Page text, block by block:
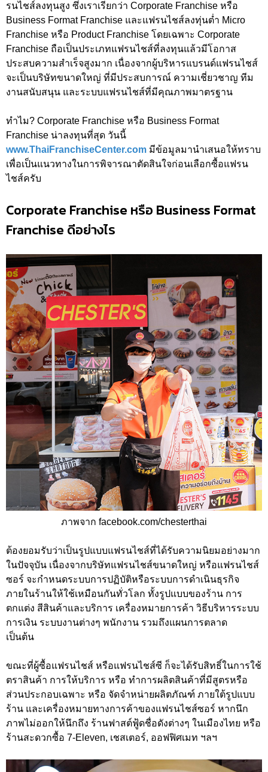
รนไชส์ลงทุนสูง ซึ่งเราเรียกว่า Corporate Franchise หรือ
Business Format Franchise และแฟรนไชส์ลงทุ่นต่ำ Micro
Franchise หรือ Product Franchise โดยเฉพาะ Corporate
Franchise ถือเป็นประเภทแฟรนไชส์ที่ลงทุนแล้วมีโอกาส
ประสบความสำเร็จสูงมาก เนื่องจากผู้บริหารแบรนด์แฟรนไชส์
จะเป็นบริษัทขนาดใหญ่ ที่มีประสบการณ์ ความเชี่ยวชาญ ทีม
งานสนับสนุน และระบบแฟรนไชส์ที่มีคุณภาพมาตรฐาน
ทำไม? Corporate Franchise หรือ Business Format
Franchise น่าลงทุนที่สุด วันนี้
www.ThaiFranchiseCenter.com มีข้อมูลมานำเสนอให้ทราบ
เพื่อเป็นแนวทางในการพิจารณาตัดสินใจก่อนเลือกซื้อแฟรน
ไชส์ครับ
Corporate Franchise หรือ Business Format
Franchise ดีอย่างไร
ภาพจาก facebook.com/chesterthai
ต้องยอมรับว่าเป็นรูปแบบแฟรนไชส์ที่ได้รับความนิยมอย่างมาก
ในปัจจุบัน เนื่องจากบริษัทแฟรนไชส์ขนาดใหญ่ หรือแฟรนไชส์
ซอร์ จะกำหนดระบบการปฏิบัติหรือระบบการดำเนินธุรกิจ
ภายในร้านให้ใช้เหมือนกันทั่วโลก ทั้งรูปแบบของร้าน การ
ตกแต่ง สีสินค้าและบริการ เครื่องหมายการค้า วิธีบริหารระบบ
การเงิน ระบบงานต่างๆ พนักงาน รวมถึงแผนการตลาด
เป็นต้น
ขณะที่ผู้ซื้อแฟรนไชส์ หรือแฟรนไชส์ซี ก็จะได้รับสิทธิ์ในการใช้
ตราสินค้า การให้บริการ หรือ ทำการผลิตสินค้าที่มีสูตรหรือ
ส่วนประกอบเฉพาะ หรือ จัดจำหน่ายผลิตภัณฑ์ ภายใต้รูปแบบ
ร้าน และเครื่องหมายทางการค้าของแฟรนไชส์ซอร์ หากนึก
ภาพไม่ออกให้นึกถึง ร้านฟาสต์ฟู้ดชื่อดังต่างๆ ในเมืองไทย หรือ
ร้านสะดวกซื้อ 7-Eleven, เชสเตอร์, ออฟฟิศเมท ฯลฯ